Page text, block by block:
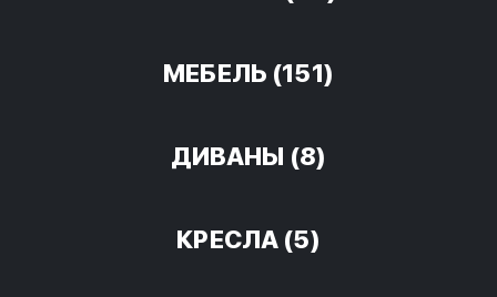
МЕБЕЛЬ (151)
ДИВАНЫ (8)
КРЕСЛА (5)